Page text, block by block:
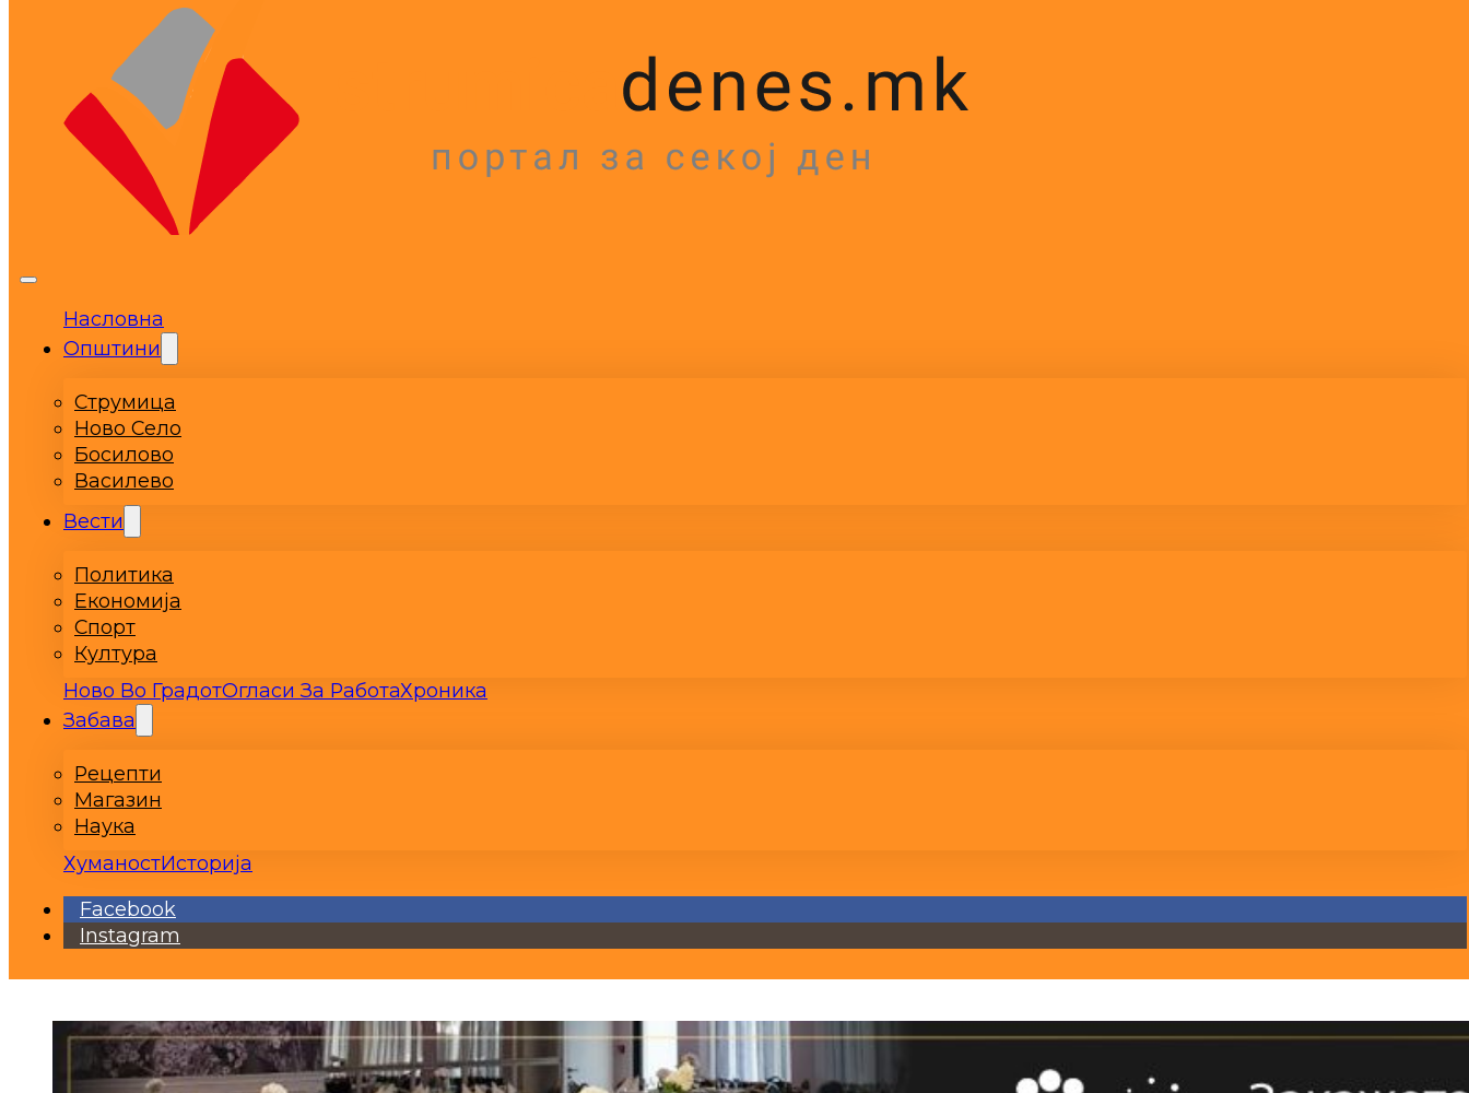
Насловна
Општини
Струмица
Ново Село
Босилово
Василево
Вести
Политика
Економија
Спорт
Култура
Ново Во ГрадотОгласи За РаботаХроника
Забава
Рецепти
Магазин
Наука
ХуманостИсторија
Facebook
Instagram